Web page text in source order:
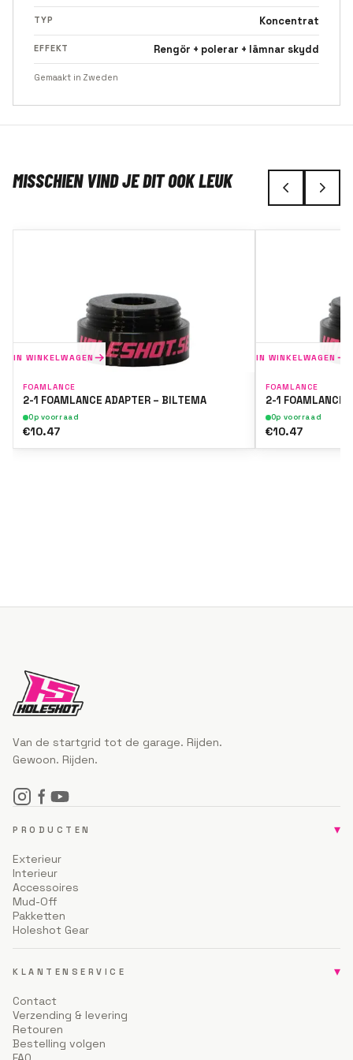
TYP Koncentrat
EFFEKT Rengör + polerar + lämnar skydd
Gemaakt in Zweden
MISSCHIEN VIND JE DIT OOK LEUK
IN WINKELWAGEN
FOAMLANCE
2-1 FOAMLANCE ADAPTER – BILTEMA
Op voorraad
€10.47
IN WINKELWAGEN
FOAMLANCE
2-1 FOAMLANCE
Op voorraad
€10.47
Van de startgrid tot de garage. Rijden.
Gewoon. Rijden.
PRODUCTEN ▾
Exterieur
Interieur
Accessoires
Mud-Off
Pakketten
Holeshot Gear
KLANTENSERVICE ▾
Contact
Verzending & levering
Retouren
Bestelling volgen